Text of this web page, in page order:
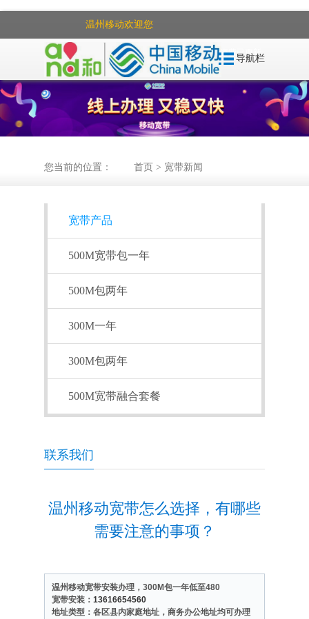
温州移动欢迎您
关于我们 | 8月资费已更新
导航栏
您当前的位置： 首页 > 宽带新闻
宽带产品
500M宽带包一年
500M包两年
300M一年
300M包两年
500M宽带融合套餐
联系我们
温州移动宽带怎么选择，有哪些
需要注意的事项？
温州移动宽带安装办理，300M包一年低至480
宽带安装： 13616654560
地址类型：各区县内家庭地址，商务办公地址均可办理